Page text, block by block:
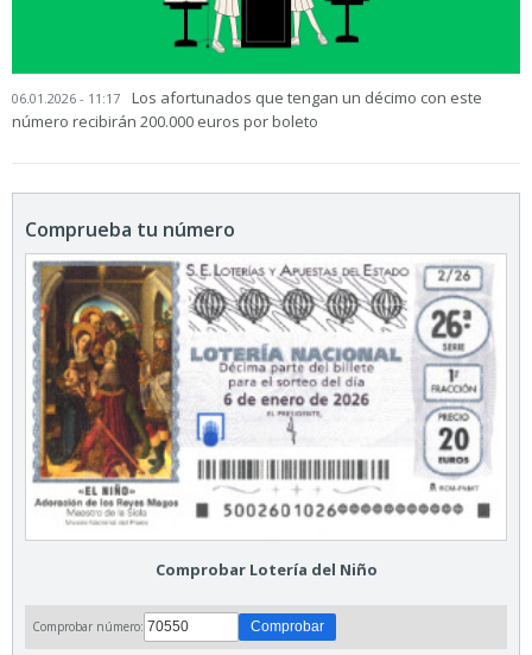
06.01.2026 - 11:17
Los afortunados que tengan un décimo con este
número recibirán 200.000 euros por boleto
Comprueba tu número
Comprobar Lotería del Niño
Comprobar número: